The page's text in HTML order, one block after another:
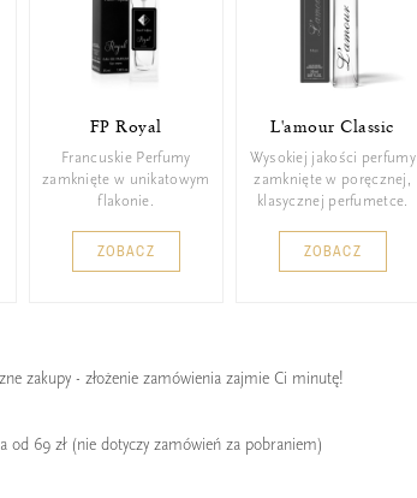
FP Royal
Francuskie Perfumy
zamknięte w unikatowym
flakonie.
ZOBACZ
L'amour Classic
Wysokiej jakości perfumy
zamknięte w poręcznej,
klasycznej perfumetce.
ZOBACZ
zakupy - złożenie zamówienia zajmie Ci minutę!
od 69 zł (nie dotyczy zamówień za pobraniem)